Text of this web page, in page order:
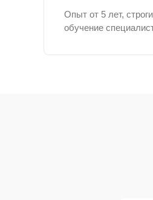
Опыт от 5 лет,
обучение